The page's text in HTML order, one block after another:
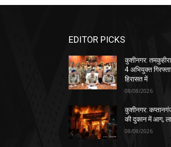
EDITOR PICKS
कुशीनगर:
4 अभियुक्त
हिरासत में
08/08/2026
कुशीनगर:
की दुकान में आग,
08/08/2026